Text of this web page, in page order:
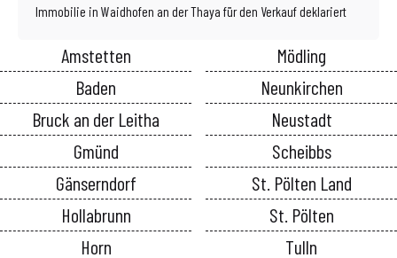
Immobilie in Waidhofen an der Thaya für den Verkauf deklariert
Amstetten
Baden
Bruck an der Leitha
Gmünd
Gänserndorf
Hollabrunn
Horn
Mödling
Neunkirchen
Neustadt
Scheibbs
St. Pölten Land
St. Pölten
Tulln